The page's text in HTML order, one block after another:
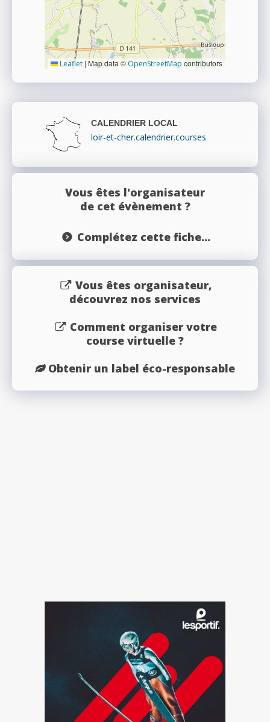
Leaflet | Map data © OpenStreetMap contributors
CALENDRIER LOCAL
loir-et-cher.calendrier.courses
Vous êtes l'organisateur
de cet évènement ?
Complétez cette fiche...
Vous êtes organisateur,
découvrez nos services
Comment organiser votre
course virtuelle ?
Obtenir un label éco-responsable